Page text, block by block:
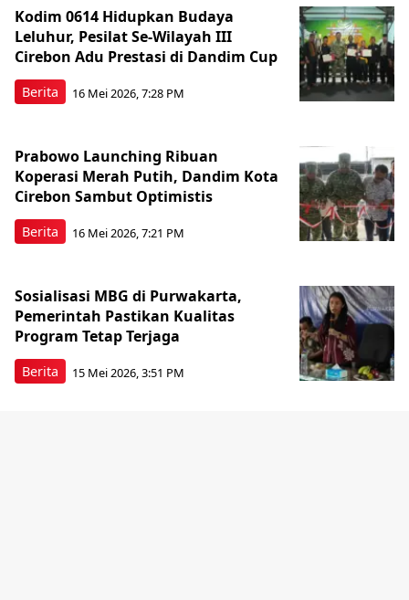
Berita
Kodim 0614 Hidupkan Budaya
Leluhur, Pesilat Se-Wilayah III
Cirebon Adu Prestasi di Dandim Cup
16 Mei 2026, 7:28 PM
Berita
Prabowo Launching Ribuan
Koperasi Merah Putih, Dandim Kota
Cirebon Sambut Optimistis
16 Mei 2026, 7:21 PM
Berita
Sosialisasi MBG di Purwakarta,
Pemerintah Pastikan Kualitas
Program Tetap Terjaga
15 Mei 2026, 3:51 PM